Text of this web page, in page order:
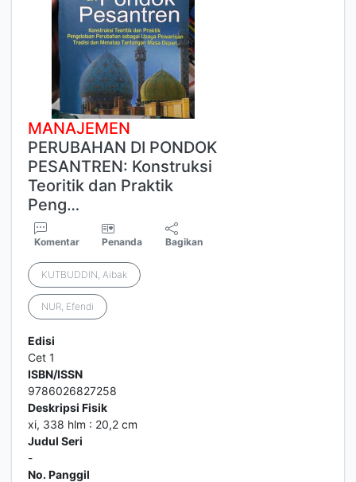
MANAJEMEN
PERUBAHAN DI PONDOK
PESANTREN: Konstruksi
Teoritik dan Praktik
Peng…
Komentar Penanda Bagikan
KUTBUDDIN, Aibak
NUR, Efendi
Edisi
Cet 1
ISBN/ISSN
9786026827258
Deskripsi Fisik
xi, 338 hlm : 20,2 cm
Judul Seri
-
No. Panggil